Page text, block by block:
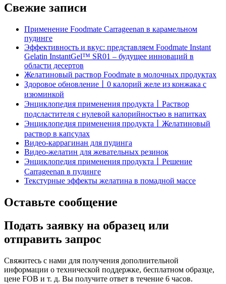
Свежие записи
Применение Foodmate Carrageenan в карамельном
пудинге
Эффективность и вкус: представляем Foodmate Instant
Gelatin InstantGel™ SR01 – будущее инноваций в
области десертов
Желатиновый раствор Foodmate в молочных продуктах
Здоровое обновление丨0 калорий желе из конжака с
изюминкой
Энциклопедия применения продукта丨Раствор
подсластителя с нулевой калорийностью в напитках
Энциклопедия применения продукта丨Желатиновый
раствор в капсулах
Видео-каррагинан для пудинга
Видео-желатин для жевательных резинок
Энциклопедия применения продукта丨Решение
Carrageenan в пудинге
Текстурные эффекты желатина в помадной массе
Оставьте сообщение
Подать заявку на образец или
отправить запрос
Свяжитесь с нами для получения дополнительной
информации о технической поддержке, бесплатном образце,
цене FOB и т. д. Вы получите ответ в течение 6 часов.